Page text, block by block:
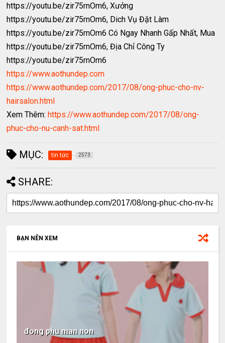
https://youtu.be/zir75rnOm6, Xưởng
https://youtu.be/zir75rnOm6, Dich Vụ Đặt Làm
https://youtu.be/zir75rnOm6 Có Ngay Nhanh Gấp Nhất, Mua
https://youtu.be/zir75rnOm6, Địa Chỉ Công Ty
https://youtu.be/zir75rnOm6
https://www.aothundep.com
https://www.aothundep.com/2017/08/ong-phuc-cho-nv-
hairsalon.html
Xem Thêm:https://www.aothundep.com/2017/08/ong-
phuc-cho-nu-canh-sat.html
MỤC: tin tức 2573
SHARE:
BẠN NÊN XEM
đong phu man non